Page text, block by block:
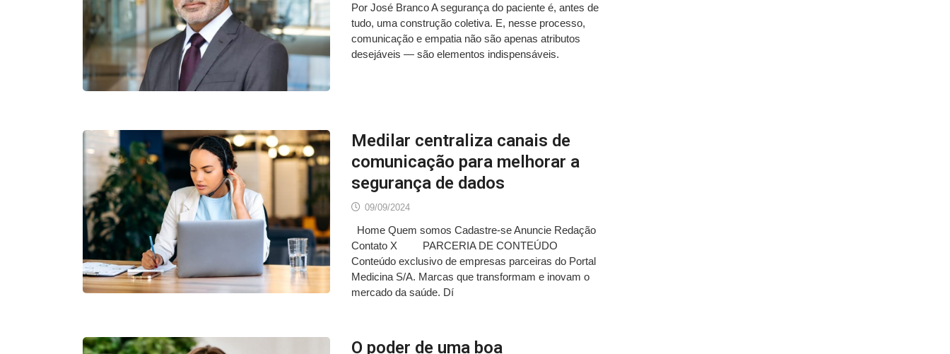
Por José Branco A segurança do paciente é, antes de
tudo, uma construção coletiva. E, nesse processo,
comunicação e empatia não são apenas atributos
desejáveis — são elementos indispensáveis.
Medilar centraliza canais de
comunicação para melhorar a
segurança de dados
09/09/2024
Home Quem somos Cadastre-se Anuncie Redação
Contato X PARCERIA DE CONTEÚDO
Conteúdo exclusivo de empresas parceiras do Portal
Medicina S/A. Marcas que transformam e inovam o
mercado da saúde. Dí
O poder de uma boa